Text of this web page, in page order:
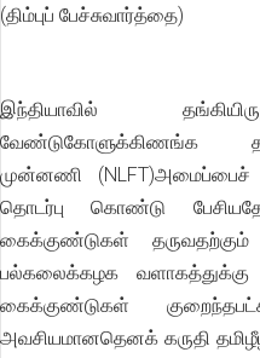
(திம்புப் பேச்சுவார்த்தை)
இந்தியாவில்
வேண்டுகோளுக்கிணங்க
முன்னணி
தொடர்பு கொண்டு
கைக்குண்டுகள்
பல்கலைக்கழக வளாகத்துக்கு
கைக்குண்டுகள்
அவசியமானதெனக் கருதி